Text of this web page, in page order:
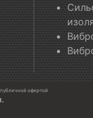
офертой